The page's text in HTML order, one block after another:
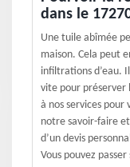
dans le
Une tuile abîmée
maison. Cela peut
infiltrations d’eau.
vite pour préserver
à nos services
notre savoir-faire
d’un devis
Vous pouvez